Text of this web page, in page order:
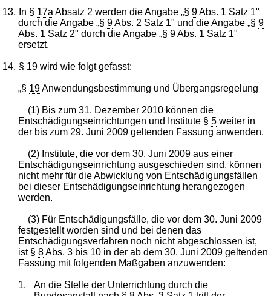
13. In § 17a Absatz 2 werden die Angabe „§9Abs. 1 Satz 1"
durch die Angabe „§9Abs. 2 Satz 1" und die Angabe „§9
Abs. 1 Satz 2" durch die Angabe „§9Abs. 1 Satz 1"
ersetzt.
14. § 19 wird wie folgt gefasst:
„§ 19Anwendungsbestimmung und Übergangsregelung
(1) Bis zum 31. Dezember 2010 können die
Entschädigungseinrichtungen und Institute §5 weiter in
der bis zum 29. Juni 2009 geltenden Fassung anwenden.
(2) Institute, die vor dem 30. Juni 2009 aus einer
Entschädigungseinrichtung ausgeschieden sind, können
nicht mehr für die Abwicklung von Entschädigungsfällen
bei dieser Entschädigungseinrichtung herangezogen
werden.
(3) Für Entschädigungsfälle, die vor dem 30. Juni 2009
festgestellt worden sind und bei denen das
Entschädigungsverfahren noch nicht abgeschlossen ist,
ist §8Abs. 3 bis 10 in der ab dem 30. Juni 2009 geltenden
Fassung mit folgenden Maßgaben anzuwenden:
1.
An die Stelle der Unterrichtung durch die